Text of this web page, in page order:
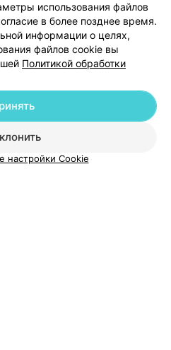
компанию
использования файлов
в более позднее время.
информации о целях,
файлов cookie вы
Политикой обработки
настройки Cookie